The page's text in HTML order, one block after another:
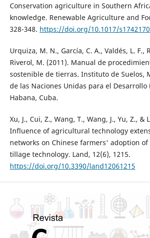
Conservation agriculture in Southern
knowledge. Renewable Agriculture and
328-348. https://doi.org/10.1017/
Urquiza, M. N., García, C. A., Valdés, L. F.,
Riverol, M. (2011). Manual de
sostenible de tierras. Instituto de Suelos,
de las Naciones Unidas para el Desarrollo
Habana, Cuba.
Xu, J., Cui, Z., Wang, T., Wang, J., Yu, Z., &
Influence of agricultural technology
networks on Chinese farmers' adoption of
tillage technology. Land, 12(6), 1215.
https://doi.org/10.3390/land12061215